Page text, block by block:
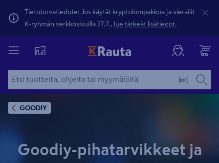
Tietoturvatiedote: Jos käytät kryptolompakkoa ja vierailit
K-ryhmän verkkosivuilla 27.7., lue tärkeät lisätiedot.
GOODIY
Goodiy-pihatarvikkeet ja